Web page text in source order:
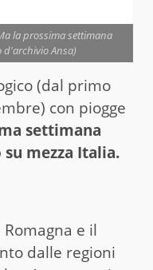
la prossima settimana
d'archivio Ansa)
(dal primo
con piogge
settimana
mezza Italia.
e il
dalle regioni